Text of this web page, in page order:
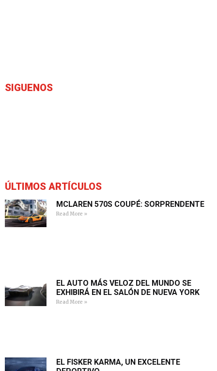
SIGUENOS
ÚLTIMOS ARTÍCULOS
MCLAREN 570S COUPÉ: SORPRENDENTE
Read More »
EL AUTO MÁS VELOZ DEL MUNDO SE
EXHIBIRÁ EN EL SALÓN DE NUEVA YORK
Read More »
EL FISKER KARMA, UN EXCELENTE